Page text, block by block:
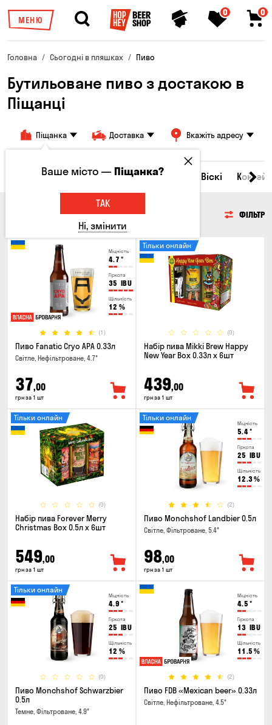
МЕНЮ
0 0
Головна Сьогодні в пляшках Пиво
Бутильоване пиво з достакою в
Піщанці
Піщанка Доставка Вкажіть адресу
Всі товари Пиво Сидр Віскі
ФІЛЬТР
Міцність
4.7 °
Гіркота
35 IBU
Щільність
12 %
(1)
Пиво Fanatic Cryo APA 0.33л
Світле, Нефільтроване, 4.7°
37,00
грн за 1 шт
(0)
Тільки онлайн
Набір пива Mikki Brew Happy
New Year Box 0.33л x 6шт
439,00
грн за 1 шт
(0)
Тільки онлайн
Набір пива Forever Merry
Christmas Box 0.5л x 6шт
549,00
грн за 1 шт
Міцність
5.4°
Гіркота
25 IBU
Щільність
12.3%
(2)
Тільки онлайн
Пиво Monchshof Landbier 0.5л
Світле, Фільтроване, 5.4°
98,00
грн за 1 шт
Міцність
4.9 °
Гіркота
25 IBU
Щільність
12 %
(0)
Тільки онлайн
Пиво Monchshof Schwarzbier
0.5л
Темне, Фільтроване, 4.9°
Міцність
4.5 °
Гіркота
13 IBU
Щільність
11.5 %
(2)
Пиво FDB «Mexican beer» 0.33л
Світле, Нефільтроване, 4.5°
Ваше місто —Піщанка?
ТАК
Ні, змінити